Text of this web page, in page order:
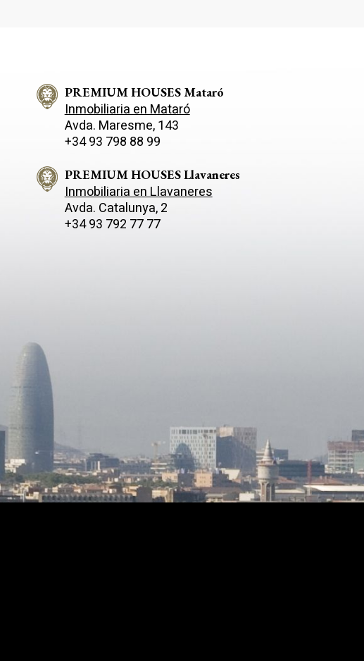
PREMIUM HOUSES Mataró
Inmobiliaria en Mataró
Avda. Maresme, 143
+34 93 798 88 99
PREMIUM HOUSES Llavaneres
Inmobiliaria en Llavaneres
Avda. Catalunya, 2
+34 93 792 77 77